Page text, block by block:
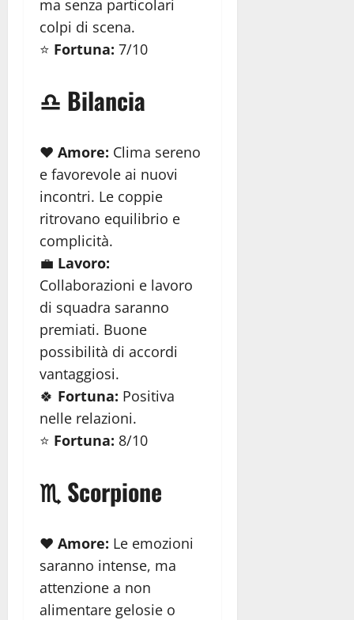
ma senza particolari
colpi di scena.
⭐ Fortuna: 7/10
♎ Bilancia
❤️ Amore: Clima sereno
e favorevole ai nuovi
incontri. Le coppie
ritrovano equilibrio e
complicità.
💼 Lavoro:
Collaborazioni e lavoro
di squadra saranno
premiati. Buone
possibilità di accordi
vantaggiosi.
🍀 Fortuna: Positiva
nelle relazioni.
⭐ Fortuna: 8/10
♏ Scorpione
❤️ Amore: Le emozioni
saranno intense, ma
attenzione a non
alimentare gelosie o